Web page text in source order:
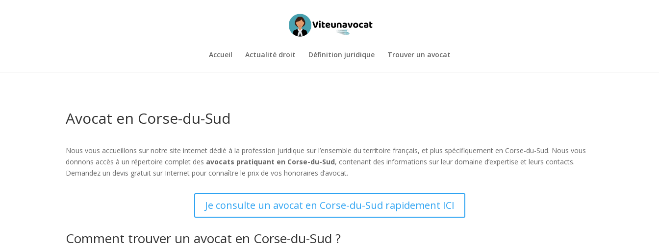
Accueil Actualité droit Définition juridique Trouver un avocat
Avocat en Corse-du-Sud
Nous vous accueillons sur notre site internet dédié à la profession juridique sur l’ensemble du territoire français, et plus spécifiquement en Corse-du-Sud. Nous vous
donnons accès à un répertoire complet des avocats pratiquant en Corse-du-Sud, contenant des informations sur leur domaine d’expertise et leurs contacts.
Demandez un devis gratuit sur Internet pour connaître le prix de vos honoraires d’avocat.
Je consulte un avocat en Corse-du-Sud rapidement ICI
Comment trouver un avocat en Corse-du-Sud ?